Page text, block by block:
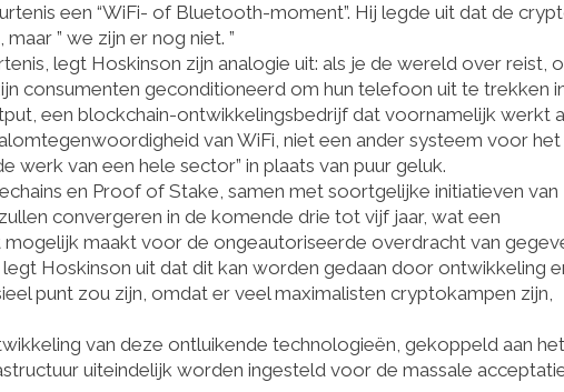
een “WiFi- of Bluetooth-moment”. Hij legde uit dat de
” we zijn er nog niet. ”
legt Hoskinson zijn analogie uit: als je de wereld over reist,
consumenten geconditioneerd om hun telefoon uit te trekken
een blockchain-ontwikkelingsbedrijf dat voornamelijk werkt
van WiFi, niet een ander systeem voor het
werk van een hele sector” in plaats van puur geluk.
en Proof of Stake, samen met soortgelijke initiatieven van
convergeren in de komende drie tot vijf jaar, wat een
maakt voor de ongeautoriseerde overdracht van
Hoskinson uit dat dit kan worden gedaan door ontwikkeling
punt zou zijn, omdat er veel maximalisten cryptokampen zijn,
van deze ontluikende technologieën, gekoppeld aan het
uiteindelijk worden ingesteld voor de massale